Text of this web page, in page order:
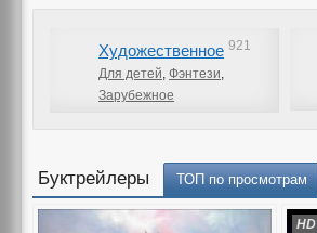
Художественное 921
Для детей, Фэнтези,
Зарубежное
Буктрейлеры ТОП по просмотрам
HD